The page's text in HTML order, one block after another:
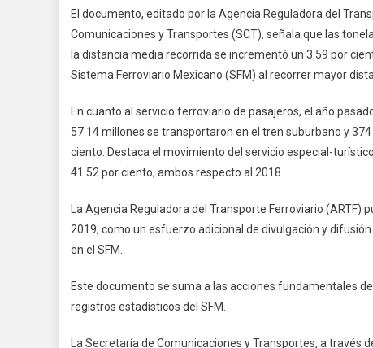
Se
Por
2019.
El documento, editado por la Agencia Reguladora del
Comunicaciones y Transportes (SCT), señala que las
la distancia media recorrida se incrementó un 3.59 por
Sistema Ferroviario Mexicano (SFM) al recorrer mayor
En cuanto al servicio ferroviario de pasajeros, el año
57.14 millones se transportaron en el tren suburbano y
ciento. Destaca el movimiento del servicio especial-
41.52 por ciento, ambos respecto al 2018.
La Agencia Reguladora del Transporte Ferroviario
2019, como un esfuerzo adicional de divulgación y
en el SFM.
Este documento se suma a las acciones fundamentales
registros estadísticos del SFM.
La Secretaría de Comunicaciones y Transportes, a través